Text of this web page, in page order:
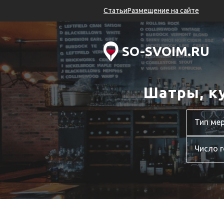
СтатьиРазмещение на сайте
SO-SVOIM.RU
Шатры,
Число